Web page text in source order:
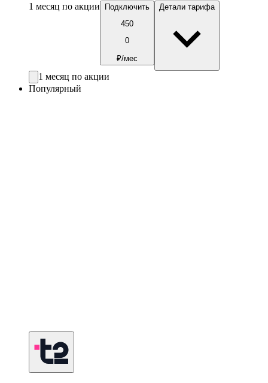
1 месяц по акции
Подключить
450
0
₽/мес
Детали тарифа
1 месяц по акции
Популярный